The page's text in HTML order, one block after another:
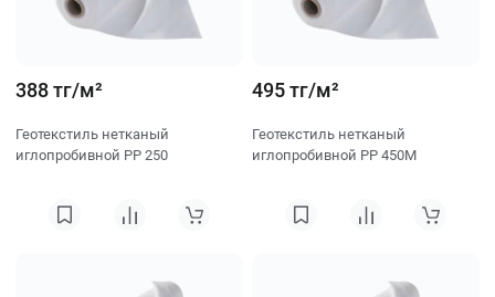
388 тг/м²
Геотекстиль нетканый
иглопробивной PP 250
495 тг/м²
Геотекстиль нетканый
иглопробивной PP 450M